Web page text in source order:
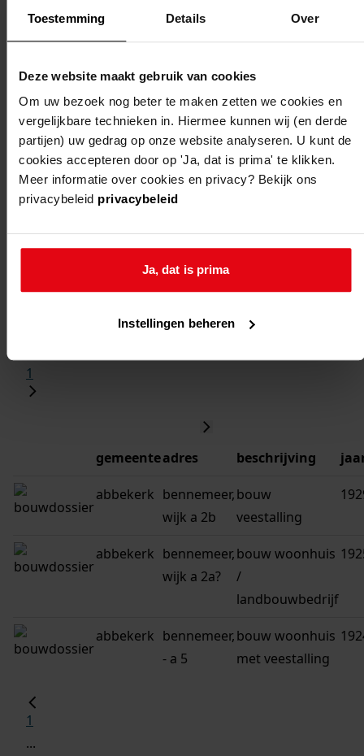
Toestemming Details Over
Deze website maakt gebruik van cookies
Om uw bezoek nog beter te maken zetten we cookies en
vergelijkbare technieken in. Hiermee kunnen wij (en derde
partijen) uw gedrag op onze website analyseren. U kunt de
cookies accepteren door op 'Ja, dat is prima' te klikken.
Meer informatie over cookies en privacy? Bekijk ons
privacybeleid privacybeleid
Ja, dat is prima
Instellingen beheren
Weergave:
1
2
1
gemeenteadres beschrijving
abbekerk bennemeer,
wijk a 2b
bouw
veestalling
abbekerk bennemeer,
wijk a 2a?
bouw woonhuis
/
landbouwbedrijf
abbekerk bennemeer,
- a 5
bouw woonhuis
met veestalling
1
...